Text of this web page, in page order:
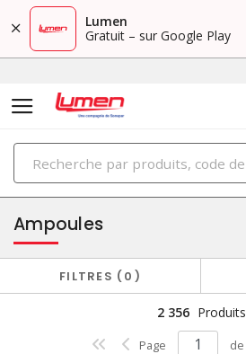
Lumen
Gratuit – sur Google Play
PRODUITS
éclairage
Ampoules
FILTRES 0
2 356 Produits
Page de